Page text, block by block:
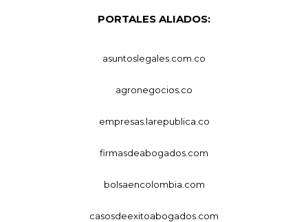
PORTALES ALIADOS:
asuntoslegales.com.co
agronegocios.co
empresas.larepublica.co
firmasdeabogados.com
bolsaencolombia.com
casosdeexitoabogados.com